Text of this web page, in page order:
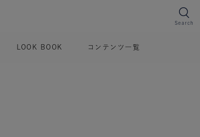
Search
LOOK BOOK コンテンツ一覧